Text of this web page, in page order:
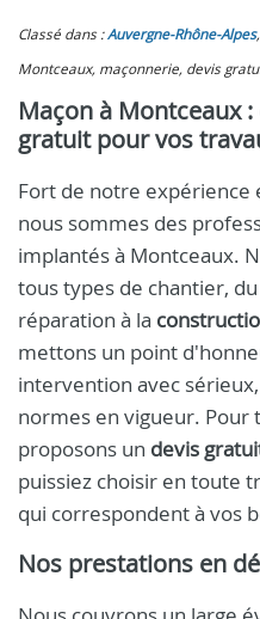
Classé dans :Auvergne-Rhône-Alpes,
Montceaux, maçonnerie, devis
Maçon à Montceaux
gratuit pour vos
Fort de notre expérience
nous sommes des
implantés à Montceaux.
tous types de chantier,
réparation à la
mettons un point
intervention avec
normes en vigueur. Pour
proposons un devis
puissiez choisir en toute
qui correspondent à vos
Nos prestations en